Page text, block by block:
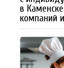
в
компаний